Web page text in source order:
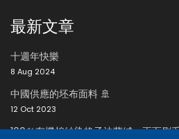
最新文章
十週年快樂
8 Aug 2024
中國供應的坯布面料 🚢
12 Oct 2023
100％有機棉紗染格子法蘭絨，兩面刷